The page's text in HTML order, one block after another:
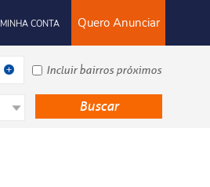
Quero Anunciar
MINHA CONTA
Incluir bairros próximos